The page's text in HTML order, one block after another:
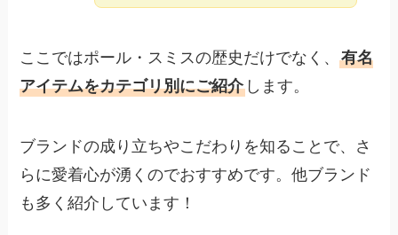
ここではポール・スミスの歴史だけでなく、有名
アイテムをカテゴリ別にご紹介 します。
ブランドの成り立ちやこだわりを知ることで、さ
らに愛着心が湧くのでおすすめです。他ブランド
も多く紹介しています！